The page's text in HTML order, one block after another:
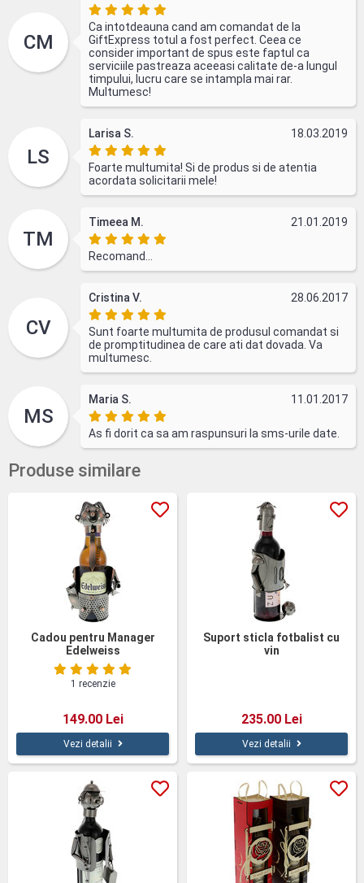
CM
Ca intotdeauna cand am comandat de la
GiftExpress totul a fost perfect. Ceea ce
consider important de spus este faptul ca
serviciile pastreaza aceeasi calitate de-a lungul
timpului, lucru care se intampla mai rar.
Multumesc!
LS
Larisa S. 18.03.2019
Foarte multumita! Si de produs si de atentia
acordata solicitarii mele!
TM
Timeea M. 21.01.2019
Recomand...
CV
Cristina V. 28.06.2017
Sunt foarte multumita de produsul comandat si
de promptitudinea de care ati dat dovada. Va
multumesc.
MS
Maria S. 11.01.2017
As fi dorit ca sa am raspunsuri la sms-urile date.
Produse similare
Cadou pentru Manager
Edelweiss
1 recenzie
149.00 Lei
Vezi detalii
Suport sticla fotbalist cu
vin
235.00 Lei
Vezi detalii